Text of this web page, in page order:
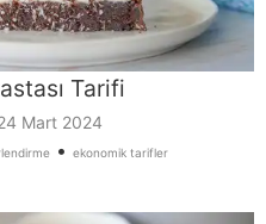
Tarifi
Mart 2024
• ekonomik tarifler